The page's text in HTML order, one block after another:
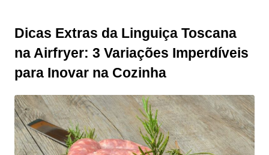
Dicas Extras da Linguiça Toscana
na Airfryer: 3 Variações Imperdíveis
para Inovar na Cozinha